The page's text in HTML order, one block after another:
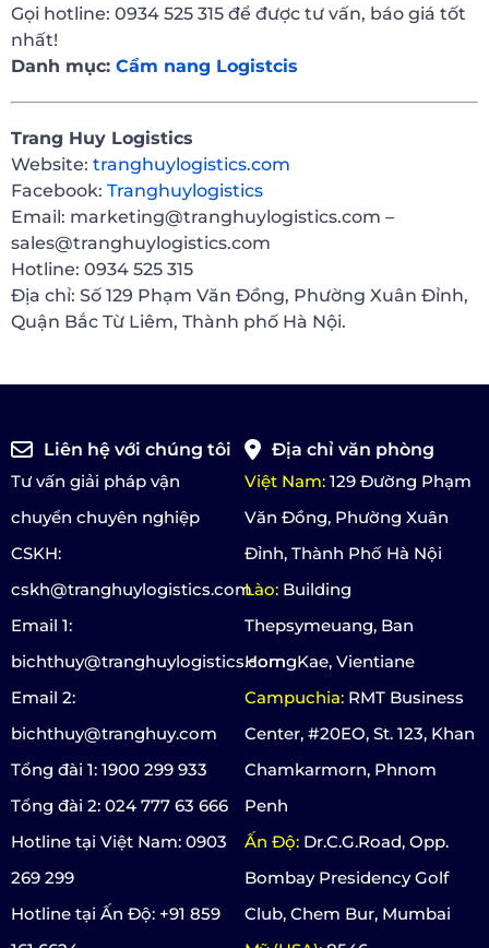
Gọi hotline: 0934 525 315 để được tư vấn, báo giá tốt
nhất!
Danh mục: Cẩm nang Logistcis
Trang Huy Logistics
Website: tranghuylogistics.com
Facebook: Tranghuylogistics
Email: marketing@tranghuylogistics.com –
sales@tranghuylogistics.com
Hotline: 0934 525 315
Địa chỉ: Số 129 Phạm Văn Đồng, Phường Xuân Đỉnh,
Quận Bắc Từ Liêm, Thành phố Hà Nội.
Liên hệ với chúng tôi
Tư vấn giải pháp vận
chuyển chuyên nghiệp
CSKH:
cskh@tranghuylogistics.com
Email 1:
bichthuy@tranghuylogistics.com
Email 2:
bichthuy@tranghuy.com
Tổng đài 1: 1900 299 933
Tổng đài 2: 024 777 63 666
Hotline tại Việt Nam: 0903
269 299
Hotline tại Ấn Độ: +91 859
Địa chỉ văn phòng
Việt Nam: 129 Đường Phạm
Văn Đồng, Phường Xuân
Đỉnh, Thành Phố Hà Nội
Lào: Building
Thepsymeuang, Ban
HorngKae, Vientiane
Campuchia: RMT Business
Center, #20EO, St. 123, Khan
Chamkarmorn, Phnom
Penh
Ấn Độ: Dr.C.G.Road, Opp.
Bombay Presidency Golf
Club, Chem Bur, Mumbai